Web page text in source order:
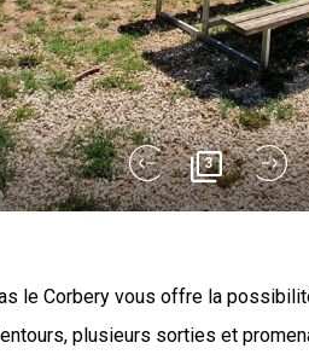
3
le Corbery vous offre la
plusieurs sorties et